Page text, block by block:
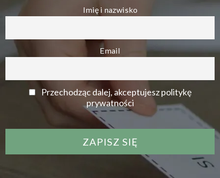
Imię i nazwisko
Email
Przechodząc dalej, akceptujesz politykę
prywatności